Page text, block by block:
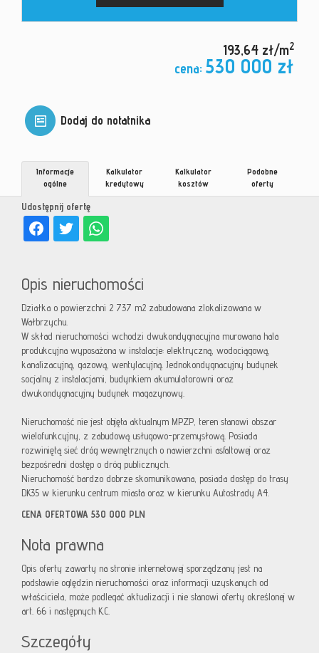
193,64 zł/m2
cena: 530 000 zł
Dodaj do notatnika
Udostępnij ofertę
Informacje
ogólne
Kalkulator
kredytowy
Kalkulator
kosztów
Podobne
oferty
Opis nieruchomości
Działka o powierzchni 2 737 m2 zabudowana zlokalizowana w
Wałbrzychu.
W skład nieruchomości wchodzi dwukondygnacyjna murowana hala
produkcyjna wyposażona w instalacje: elektryczną, wodociągową,
kanalizacyjną, gazową, wentylacyjną. Jednokondygnacyjny budynek
socjalny z instalacjami, budynkiem akumulatorowni oraz
dwukondygnacyjny budynek magazynowy.
Nieruchomość nie jest objęta aktualnym MPZP, teren stanowi obszar
wielofunkcyjny, z zabudową usługowo-przemysłową. Posiada
rozwiniętą sieć dróg wewnętrznych o nawierzchni asfaltowej oraz
bezpośredni dostęp o dróg publicznych.
Nieruchomość bardzo dobrze skomunikowana, posiada dostęp do trasy
DK35 w kierunku centrum miasta oraz w kierunku Autostrady A4.
CENA OFERTOWA 530 000 PLN
Nota prawna
Opis oferty zawarty na stronie internetowej sporządzany jest na
podstawie oględzin nieruchomości oraz informacji uzyskanych od
właściciela, może podlegać aktualizacji i nie stanowi oferty określonej w
art. 66 i następnych K.C.
Szczegóły